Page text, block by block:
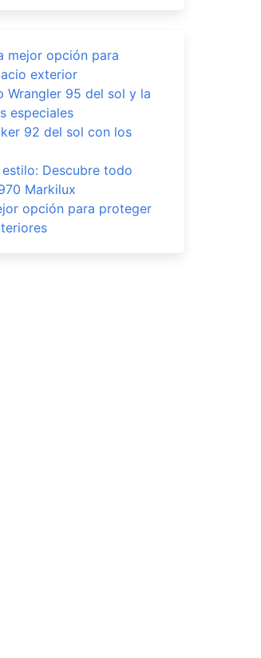
mejor opción para
exterior
Wrangler 95 del sol y la
especiales
92 del sol con los
Descubre todo
Markilux
opción para proteger